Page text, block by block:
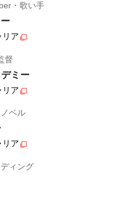
・歌い手
リア
督
ミー
リア
ベル
リア
ィング